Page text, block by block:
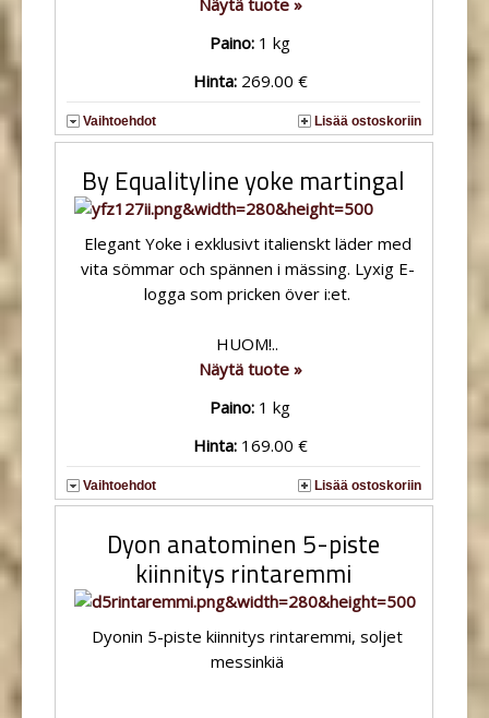
Paino: 1 kg
Hinta: 269.00 €
Vaihtoehdot Lisää ostoskoriin
By Equalityline yoke martingal
Elegant Yoke i exklusivt italienskt läder med
vita sömmar och spännen i mässing. Lyxig E-
logga som pricken över i:et.
HUOM!..
Näytä tuote »
Paino: 1 kg
Hinta: 169.00 €
Vaihtoehdot Lisää ostoskoriin
Dyon anatominen 5-piste
kiinnitys rintaremmi
Dyonin 5-piste kiinnitys rintaremmi, soljet
messinkiä